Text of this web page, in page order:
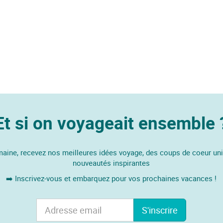
si on voyageait ensemble
recevez nos meilleures idées voyage, des coups de coeur
nouveautés inspirantes
➡️ Inscrivez-vous et embarquez pour vos prochaines vacances !
S'inscrire